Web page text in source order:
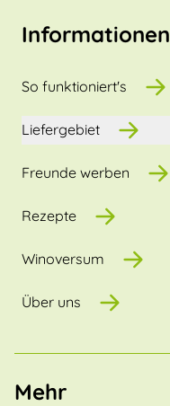
Informationen
So funktioniert's
Liefergebiet
Freunde werben
Rezepte
Winoversum
Über uns
Mehr